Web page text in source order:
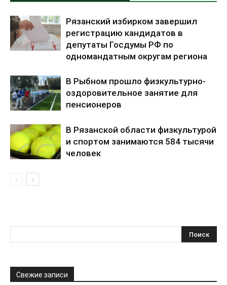
Рязанский избирком завершил
регистрацию кандидатов в
депутаты Госдумы РФ по
одномандатным округам региона
В Рыбном прошло физкультурно-
оздоровительное занятие для
пенсионеров
В Рязанской области физкультурой
и спортом занимаются 584 тысячи
человек
Свежие записи